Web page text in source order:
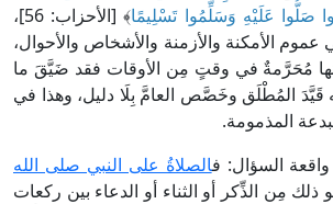
صَلُّوا عَلَيْهِ وَسَلِّمُوا تَسْلِيمًا
﴾ [الأحزاب: 56]،
الأمكنة والأزمنة والأشخاص والأحوال،
مُحَرَّمةٌ في وقتٍ مِن الأوقات فقد ضَيَّقَ ما
قَيَّدَ المُطْلَق وخَصَّص العامَّ بِلَا دليل، وهذا في
المذمومة.
السؤال: فالصلاةُ على النبي صلى الله
ذلك مِن الذِّكر أو الثناء أو الدعاء بين ركعات